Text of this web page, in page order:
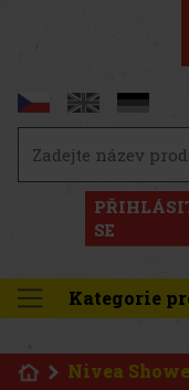
SE
Kategorie
Nivea